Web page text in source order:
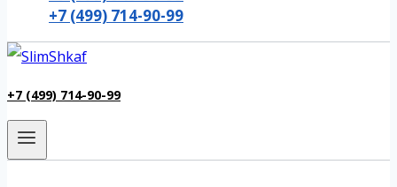
+7 (499) 714-90-99
+7 (499) 714-90-99